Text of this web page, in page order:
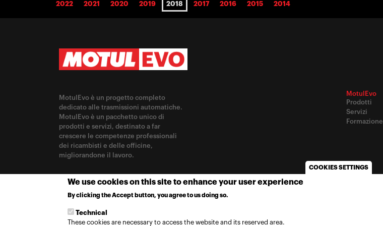
2022 2021 2020 2019 2018 2017 2016 2015 2014
MotulEvo è un progetto completo
dedicato alle trasmissioni automatiche.
MotulEvo è un pacchetto unico di
prodotti e servizi, destinato a far
crescere le competenze professionali
dei ricambisti e delle officine,
migliorandone il lavoro.
MotulEvo
Prodotti
Servizi
Formazione
CAMBIA PAESE O LINGUA
Switzerland / Italiano
COOKIES SETTINGS
We use cookies on this site to enhance your user experience
By clicking the Accept button, you agree to us doing so.
Technical
These cookies are necessary to access the website and its reserved area.